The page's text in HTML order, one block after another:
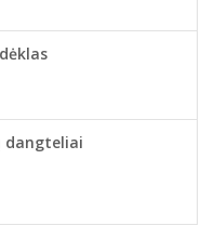
dangteliai